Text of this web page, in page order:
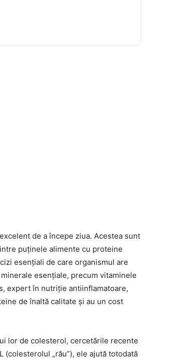
de a începe ziua. Acestea sunt
puținele alimente cu proteine
esențiali de care organismul are
esențiale, precum vitaminele
expert în nutriție antiinflamatoare,
de înaltă calitate și au un cost
lor de colesterol, cercetările recente
„rău”), ele ajută totodată